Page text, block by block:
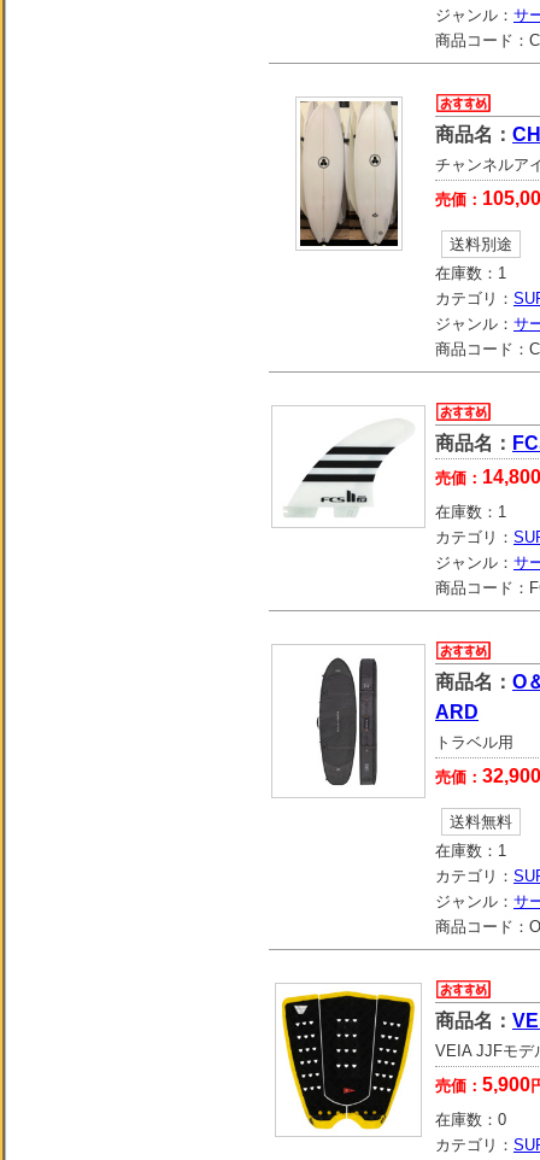
ジャンル： サ
商品コード：
商品名：
チャンネルア
売価：
送料別途
在庫数： 1
カテゴリ：
ジャンル： サ
商品コード：
商品名：
売価： 14,800
在庫数： 1
カテゴリ：
ジャンル： サ
商品コード：
商品名： O
ARD
トラベル用
売価： 32,900
送料無料
在庫数： 1
カテゴリ：
ジャンル： サ
商品コード：
商品名：
VEIA JJFモデ
売価： 5,900
在庫数： 0
カテゴリ：